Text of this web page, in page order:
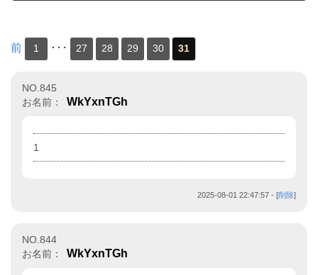
前 1 ･･･ 27 28 29 30 31
NO.845
お名前：
WkYxnTGh
1
2025-08-01 22:47:57 - [削除]
NO.844
お名前：
WkYxnTGh